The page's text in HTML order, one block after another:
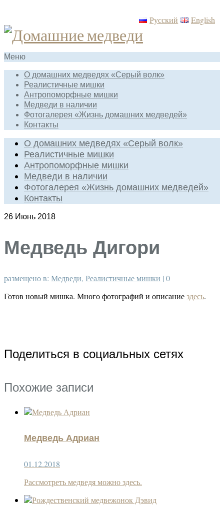
Русский English
Меню
О домашних медведях «Серый волк»
Реалистичные мишки
Антропоморфные мишки
Медведи в наличии
Фотогалерея «Жизнь домашних медведей»
Контакты
О домашних медведях «Серый волк»
Реалистичные мишки
Антропоморфные мишки
Медведи в наличии
Фотогалерея «Жизнь домашних медведей»
Контакты
26 Июнь 2018
Медведь Дигори
размещено в: Медведи, Реалистичные мишки | 0
Готов новый мишка. Много фотографий и описаниездесь.
Поделиться в социальных сетях
Похожие записи
Медведь Адриан
01.12.2018
Рассмотреть медведя можно здесь.